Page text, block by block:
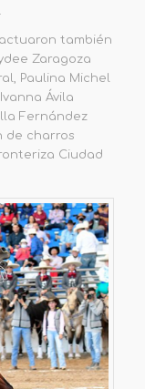
también
Zaragoza
Paulina Michel
Ávila
Fernández
de charros
Ciudad